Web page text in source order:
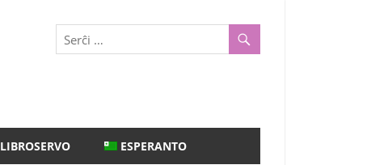
LIBROSERVO ESPERANTO